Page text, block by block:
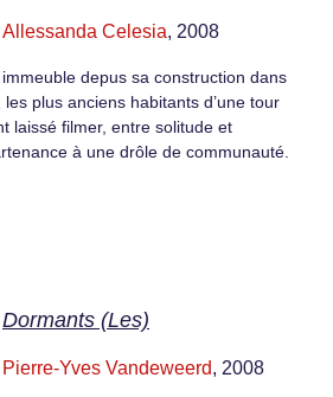
Allessanda Celesia, 2008
depus sa construction dans
plus anciens habitants d’une tour
laissé filmer, entre solitude et
à une drôle de communauté.
Dormants (Les)
Pierre-Yves Vandeweerd, 2008